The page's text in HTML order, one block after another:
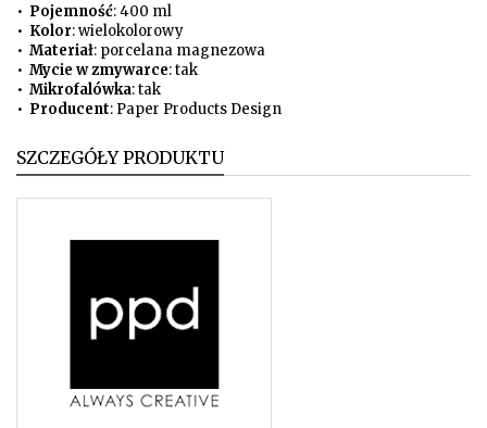
• Pojemność: 400 ml
• Kolor: wielokolorowy
• Materiał: porcelana magnezowa
• Mycie w zmywarce: tak
• Mikrofalówka: tak
• Producent: Paper Products Design
SZCZEGÓŁY PRODUKTU